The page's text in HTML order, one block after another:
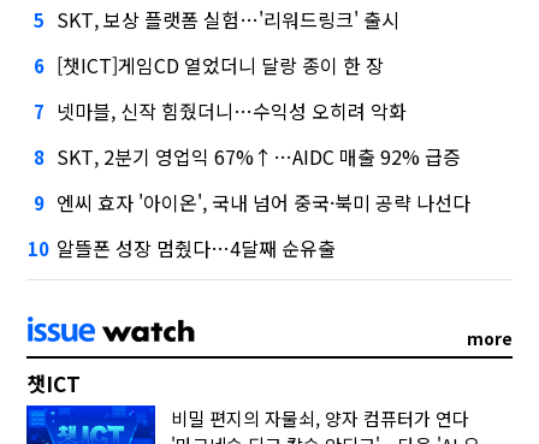
5 SKT, 보상 플랫폼 실험…'리워드링크' 출시
6 [챗ICT]게임CD 열었더니 달랑 종이 한 장
7 넷마블, 신작 힘줬더니…수익성 오히려 악화
8 SKT, 2분기 영업익 67%↑…AIDC 매출 92% 급증
9 엔씨 효자 '아이온', 국내 넘어 중국·북미 공략 나선다
10 알뜰폰 성장 멈췄다…4달째 순유출
more
챗ICT
비밀 편지의 자물쇠, 양자 컴퓨터가 연다